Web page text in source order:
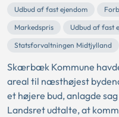
Udbud af fast ejendom
Markedspris
Udbud af fast
Statsforvaltningen Midtjylland
Skærbæk Kommune
areal til næsthøjest
et højere bud, anlagde
Landsret udtalte, at